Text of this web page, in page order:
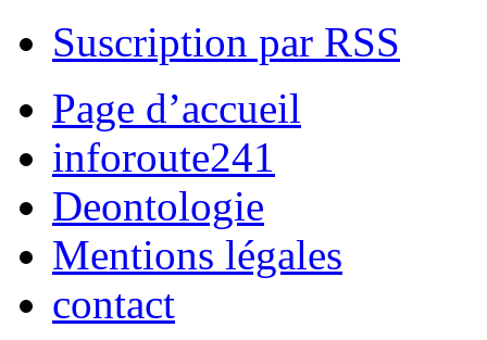
Suscription par RSS
Page d’accueil
inforoute241
Deontologie
Mentions légales
contact